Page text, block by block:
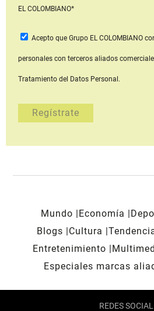
EL COLOMBIANO*
Acepto que Grupo EL COLOMBIANO
personales con terceros aliados
Tratamiento del Datos Personal.
Mundo Economía
Blogs
Cultura
Entretenimiento
Especiales marcas
REDES